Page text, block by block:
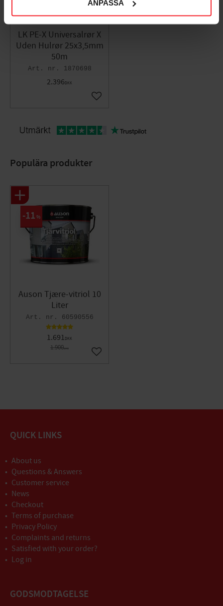
ANPASSA
UL-mærket: Nej
LK PE-X Universalrør X
Uden Hulrør 25x3,5mm
50m
1870698
2.396DKK
Gem som favorit
Populära produkter
Auson Tjære-vitriol 10
Liter
60590556
1.691DKK
1.900DKK
11 %
Gem som favorit
QUICK LINKS
About us
Questions & Answers
Customer service
News
Checkout
Terms of purchase
Privacy Policy
Complaints and returns
Satisfied with your order?
Log in
GODSMODTAGELSE